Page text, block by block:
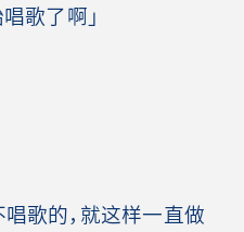
歌了啊」
歌的，就这样一直做